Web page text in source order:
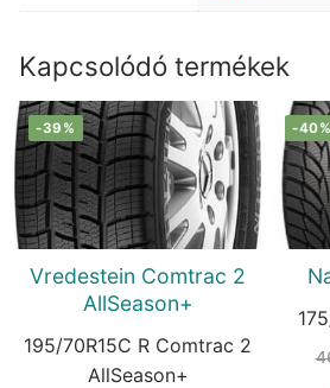
Kapcsolódó termékek
-39%
Vredestein Comtrac 2
AllSeason+
195/70R15C R Comtrac 2
AllSeason+
-40%